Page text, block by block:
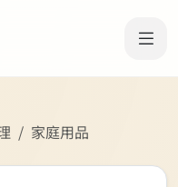
家庭用品